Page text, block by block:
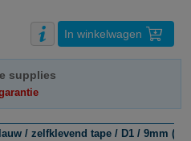
In winkelwagen
supplies
/ zelfklevend tape / D1 / 9mm